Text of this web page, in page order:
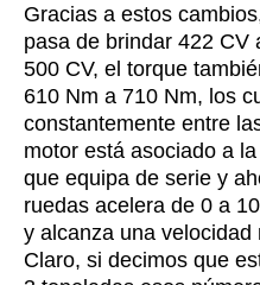
Gracias a estos
pasa de brindar 422 CV
500 CV, el torque
610 Nm a 710 Nm, los
constantemente entre
motor está asociado a
que equipa de serie y
ruedas acelera de 0 a
y alcanza una velocidad
Claro, si decimos que